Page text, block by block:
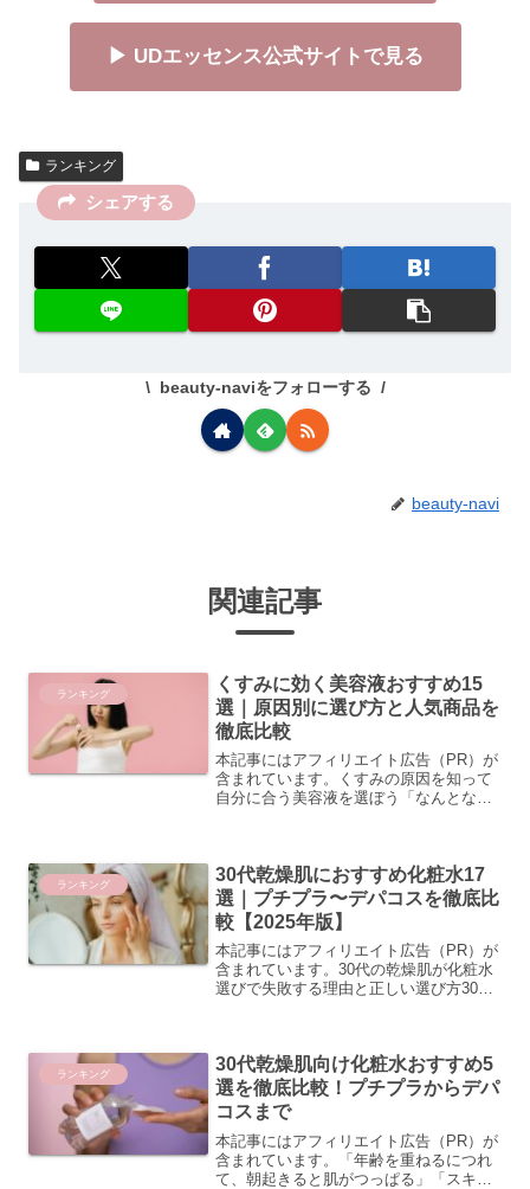
▶ UDエッセンス公式サイトで見る
ランキング
シェアする
beauty-naviをフォローする
beauty-navi
関連記事
ランキング
くすみに効く美容液おすすめ15
選｜原因別に選び方と人気商品を
徹底比較
本記事にはアフィリエイト広告（PR）が
含まれています。くすみの原因を知って
自分に合う美容液を選ぼう「なんとなく
プがあり、それぞれに合...
ランキング
30代乾燥肌におすすめ化粧水17
選｜プチプラ〜デパコスを徹底比
較【2025年版】
本記事にはアフィリエイト広告（PR）が
含まれています。30代の乾燥肌が化粧水
選びで失敗する理由と正しい選び方30代
代のころと比...
ランキング
30代乾燥肌向け化粧水おすすめ5
選を徹底比較！プチプラからデパ
コスまで
本記事にはアフィリエイト広告（PR）が
含まれています。「年齢を重ねるにつれ
て、朝起きると肌がつっぱる」「スキン